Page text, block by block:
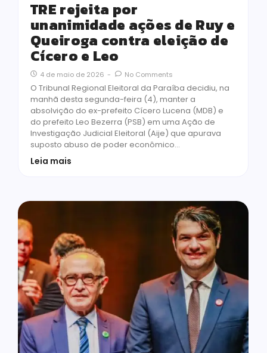
TRE rejeita por
unanimidade ações de Ruy e
Queiroga contra eleição de
Cícero e Leo
4 de maio de 2026 - No Comments
O Tribunal Regional Eleitoral da Paraíba decidiu, na
manhã desta segunda-feira (4), manter a
absolvição do ex-prefeito Cícero Lucena (MDB) e
do prefeito Leo Bezerra (PSB) em uma Ação de
Investigação Judicial Eleitoral (Aije) que apurava
suposto abuso de poder econômico…
Leia mais